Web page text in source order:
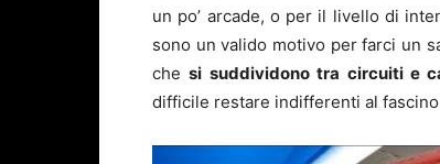
un po’ arcade, o per il livello di
sono un valido motivo per farci un
chesi suddividono tra circuiti e
difficile restare indifferenti al